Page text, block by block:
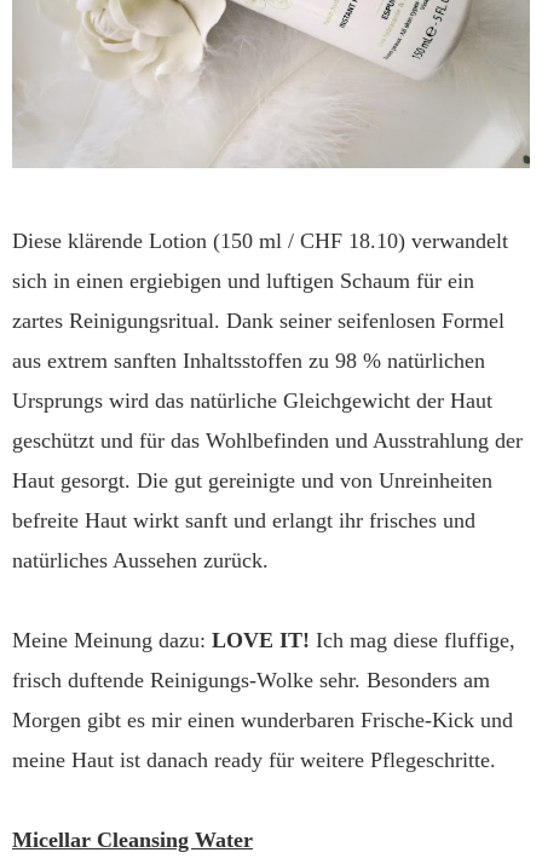
Diese klärende Lotion (150 ml / CHF 18.10) verwandelt
sich in einen ergiebigen und luftigen Schaum für ein
zartes Reinigungsritual. Dank seiner seifenlosen Formel
aus extrem sanften Inhaltsstoffen zu 98 % natürlichen
Ursprungs wird das natürliche Gleichgewicht der Haut
geschützt und für das Wohlbefinden und Ausstrahlung der
Haut gesorgt. Die gut gereinigte und von Unreinheiten
befreite Haut wirkt sanft und erlangt ihr frisches und
natürliches Aussehen zurück.
Meine Meinung dazu: LOVE IT! Ich mag diese fluffige,
frisch duftende Reinigungs-Wolke sehr. Besonders am
Morgen gibt es mir einen wunderbaren Frische-Kick und
meine Haut ist danach ready für weitere Pflegeschritte.
Micellar Cleansing Water